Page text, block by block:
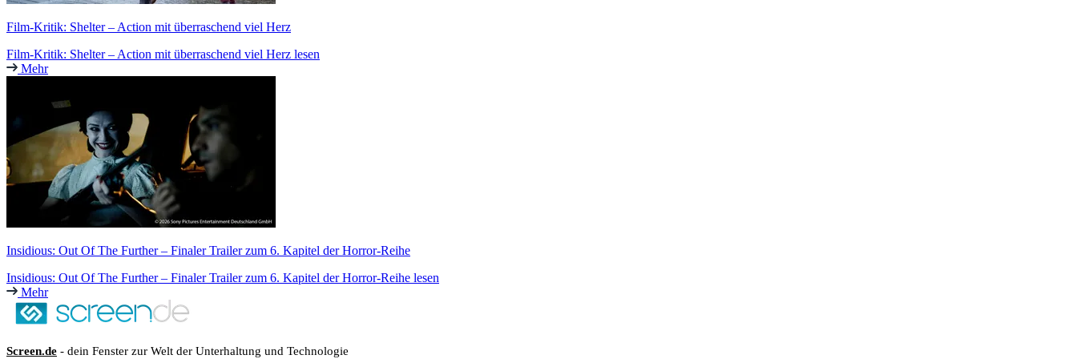
Film-Kritik: Shelter – Action mit überraschend viel Herz
Film-Kritik: Shelter – Action mit überraschend viel Herz lesen
Mehr
Insidious: Out Of The Further – Finaler Trailer zum 6. Kapitel der Horror-Reihe
Insidious: Out Of The Further – Finaler Trailer zum 6. Kapitel der Horror-Reihe lesen
Mehr
Screen.de - dein Fenster zur Welt der Unterhaltung und Technologie